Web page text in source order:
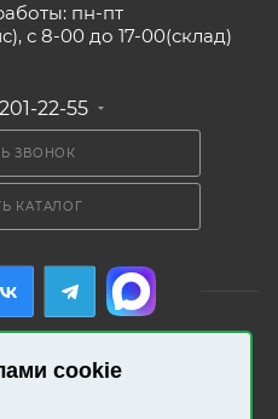
cookie
пн-пт
с 8-00 до 17-00(склад)
22-55
ЗВОНОК
КАТАЛОГ